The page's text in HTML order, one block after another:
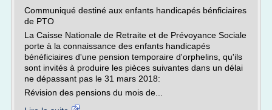
Communiqué destiné aux enfants handicapés bénficiaires
de PTO
La Caisse Nationale de Retraite et de Prévoyance Sociale
porte à la connaissance des enfants handicapés
bénéficiaires d'une pension temporaire d'orphelins, qu'ils
sont invités à produire les pièces suivantes dans un délai
ne dépassant pas le 31 mars 2018:
Révision des pensions du mois de...